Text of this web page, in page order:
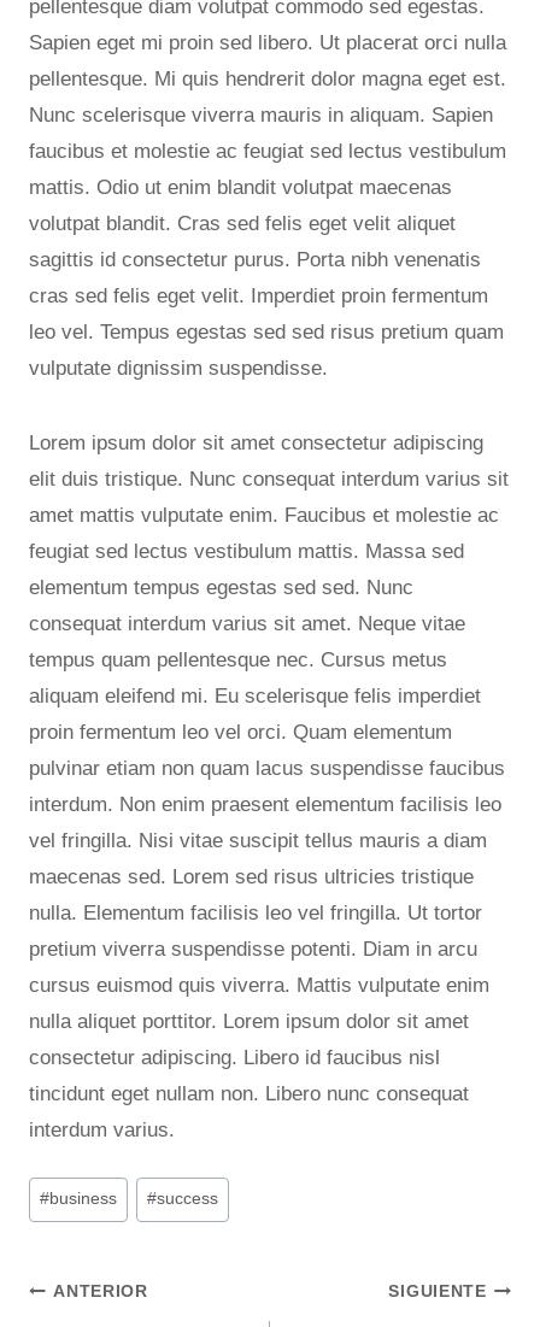
pellentesque diam volutpat commodo sed egestas.
Sapien eget mi proin sed libero. Ut placerat orci nulla
pellentesque. Mi quis hendrerit dolor magna eget est.
Nunc scelerisque viverra mauris in aliquam. Sapien
faucibus et molestie ac feugiat sed lectus vestibulum
mattis. Odio ut enim blandit volutpat maecenas
volutpat blandit. Cras sed felis eget velit aliquet
sagittis id consectetur purus. Porta nibh venenatis
cras sed felis eget velit. Imperdiet proin fermentum
leo vel. Tempus egestas sed sed risus pretium quam
vulputate dignissim suspendisse.
Lorem ipsum dolor sit amet consectetur adipiscing
elit duis tristique. Nunc consequat interdum varius sit
amet mattis vulputate enim. Faucibus et molestie ac
feugiat sed lectus vestibulum mattis. Massa sed
elementum tempus egestas sed sed. Nunc
consequat interdum varius sit amet. Neque vitae
tempus quam pellentesque nec. Cursus metus
aliquam eleifend mi. Eu scelerisque felis imperdiet
proin fermentum leo vel orci. Quam elementum
pulvinar etiam non quam lacus suspendisse faucibus
interdum. Non enim praesent elementum facilisis leo
vel fringilla. Nisi vitae suscipit tellus mauris a diam
maecenas sed. Lorem sed risus ultricies tristique
nulla. Elementum facilisis leo vel fringilla. Ut tortor
pretium viverra suspendisse potenti. Diam in arcu
cursus euismod quis viverra. Mattis vulputate enim
nulla aliquet porttitor. Lorem ipsum dolor sit amet
consectetur adipiscing. Libero id faucibus nisl
tincidunt eget nullam non. Libero nunc consequat
interdum varius.
Etiquetas
de
entrada:
#business #success
Navegación
ANTERIOR SIGUIENTE